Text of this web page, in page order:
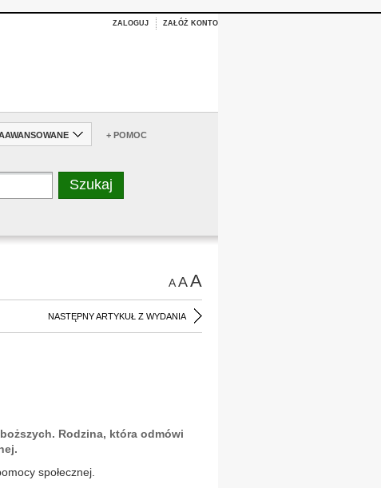
ZALOGUJ ZAŁÓŻ KONTO
+ POMOC
AAA
NASTĘPNY ARTYKUŁ Z WYDANIA
Rodzina, która odmówi
społecznej.